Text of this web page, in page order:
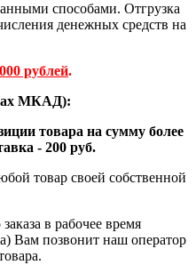
способами. Отгрузка
денежных средств на
рублей.
МКАД):
товара на сумму более
- 200 руб.
товар своей собственной
в рабочее время
Вам позвонит наш оператор